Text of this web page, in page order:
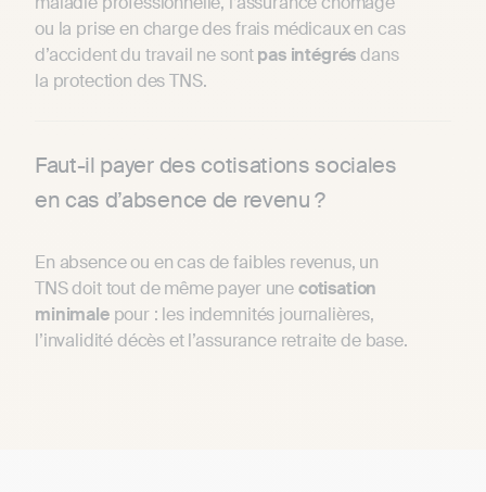
ou la prise en charge des frais médicaux en cas
d’accident du travail ne sontpas intégrésdans
la protection des TNS.
Faut-il payer des cotisations sociales
en cas d’absence de revenu ?
En absence ou en cas de faibles revenus, un
TNS doit tout de même payer unecotisation
minimalepour : les indemnités journalières,
l’invalidité décès et l’assurance retraite de base.